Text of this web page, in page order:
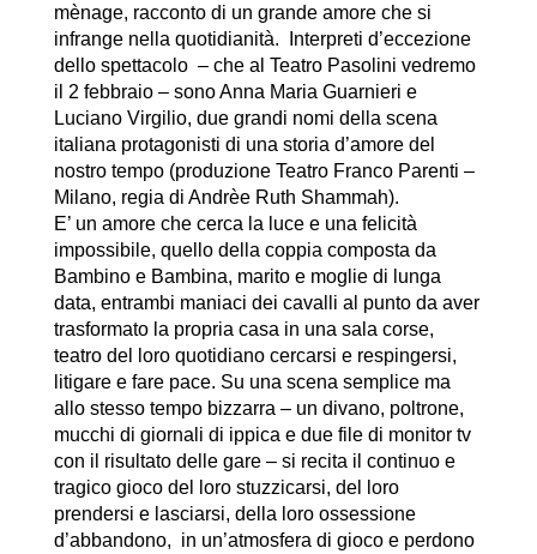
mènage, racconto di un grande amore che si
infrange nella quotidianità. Interpreti d’eccezione
dello spettacolo – che al Teatro Pasolini vedremo
il 2 febbraio– sonoAnna Maria Guarnieri e
Luciano Virgilio, due grandi nomi della scena
italiana protagonisti di una storia d’amore del
nostro tempo (produzione Teatro Franco Parenti –
Milano, regia di Andrèe Ruth Shammah).
E’ un amore che cerca la luce e una felicità
impossibile, quello della coppia composta da
Bambino e Bambina, marito e moglie di lunga
data, entrambi maniaci dei cavalli al punto da aver
trasformato la propria casa in una sala corse,
teatro del loro quotidiano cercarsi e respingersi,
litigare e fare pace. Su una scena semplice ma
allo stesso tempo bizzarra – un divano, poltrone,
mucchi di giornali di ippica e due file di monitor tv
con il risultato delle gare – si recita il continuo e
tragico gioco del loro stuzzicarsi, del loro
prendersi e lasciarsi, della loro ossessione
d’abbandono, in un’atmosfera di gioco e perdono